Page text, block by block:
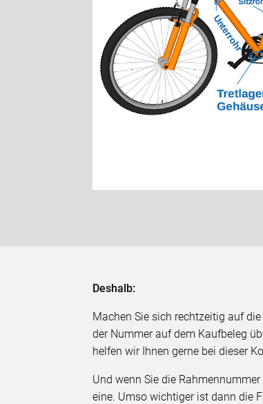
Deshalb:
Machen Sie sich rechtzeitig auf
der Nummer auf dem Kaufbeleg
helfen wir Ihnen gerne bei dieser
Und wenn Sie die
eine. Umso wichtiger ist dann die